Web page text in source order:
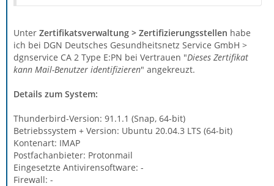
Unter Zertifikatsverwaltung > Zertifizierungsstellen habe
ich bei DGN Deutsches Gesundheitsnetz Service GmbH >
dgnservice CA 2 Type E:PN bei Vertrauen "Dieses Zertifikat
kann Mail-Benutzer identifizieren" angekreuzt.
Details zum System:
Thunderbird-Version: 91.1.1 (Snap, 64-bit)
Betriebssystem + Version: Ubuntu 20.04.3 LTS (64-bit)
Kontenart: IMAP
Postfachanbieter: Protonmail
Eingesetzte Antivirensoftware: -
Firewall: -